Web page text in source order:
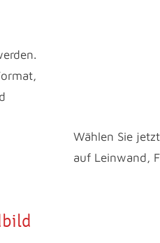
Wählen Sie
auf Leinwand,